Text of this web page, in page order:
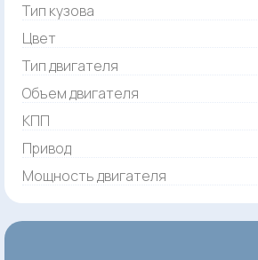
Тип кузова
Цвет
Тип двигателя
Объем двигателя
КПП
Привод
Мощность двигателя